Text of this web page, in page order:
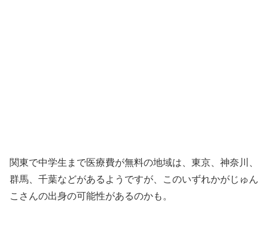
関東で中学生まで医療費が無料の地域は、東京、神奈川、
群馬、千葉などがあるようですが、このいずれかがじゅん
こさんの出身の可能性があるのかも。